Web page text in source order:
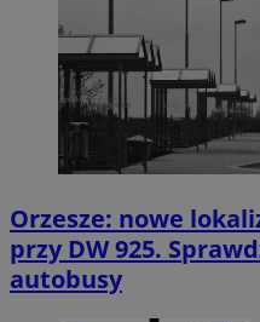
Orzesze: nowe
przy DW 925.
autobusy